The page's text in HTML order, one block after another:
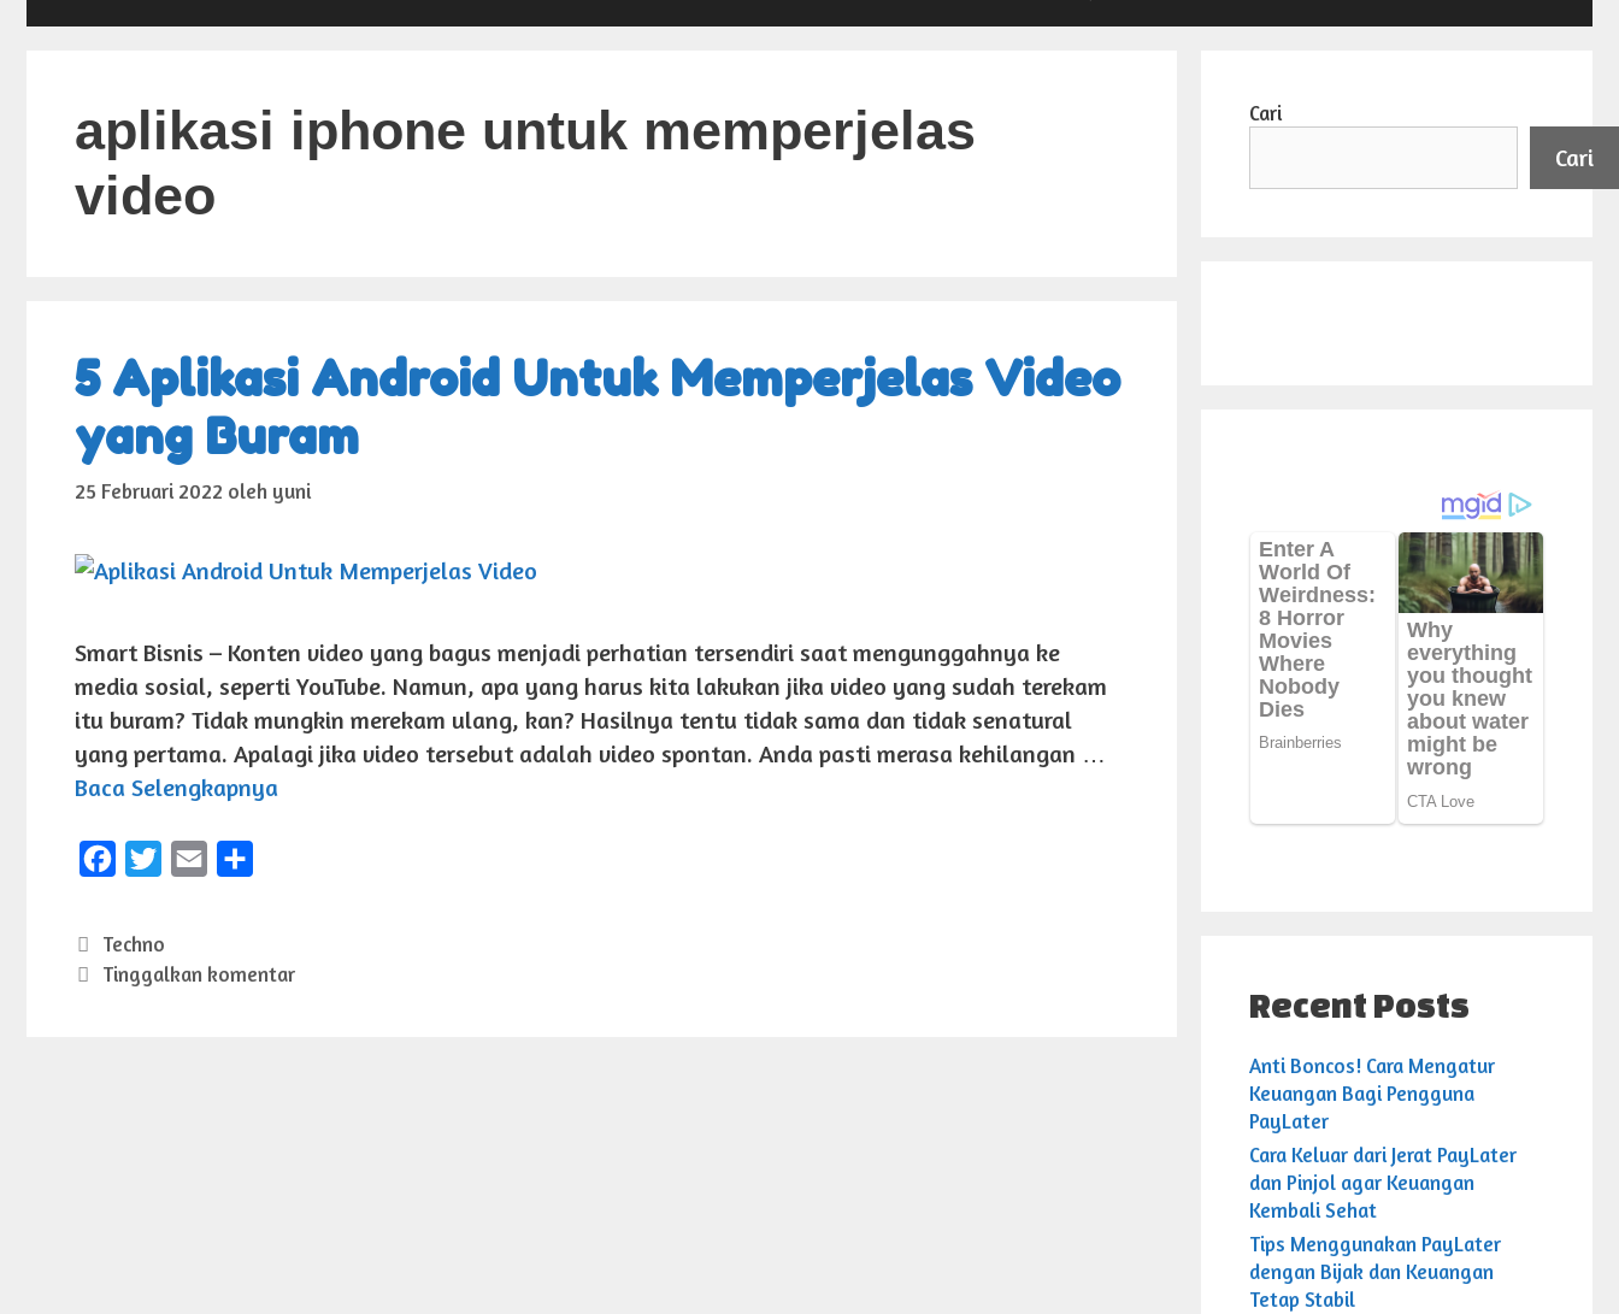
aplikasi iphone untuk memperjelas
video
5 Aplikasi Android Untuk Memperjelas Video
yang Buram
25 Februari 2022 oleh yuni
Smart Bisnis – Konten video yang bagus menjadi perhatian tersendiri saat mengunggahnya ke
media sosial, seperti YouTube. Namun, apa yang harus kita lakukan jika video yang sudah terekam
itu buram? Tidak mungkin merekam ulang, kan? Hasilnya tentu tidak sama dan tidak senatural
yang pertama. Apalagi jika video tersebut adalah video spontan. Anda pasti merasa kehilangan …
Baca Selengkapnya
e
t
i
r
Kategori
Techno
Tinggalkan komentar
Cari
Cari
Recent Posts
Anti Boncos! Cara Mengatur
Keuangan Bagi Pengguna
PayLater
Cara Keluar dari Jerat PayLater
dan Pinjol agar Keuangan
Kembali Sehat
Tips Menggunakan PayLater
dengan Bijak dan Keuangan
Tetap Stabil